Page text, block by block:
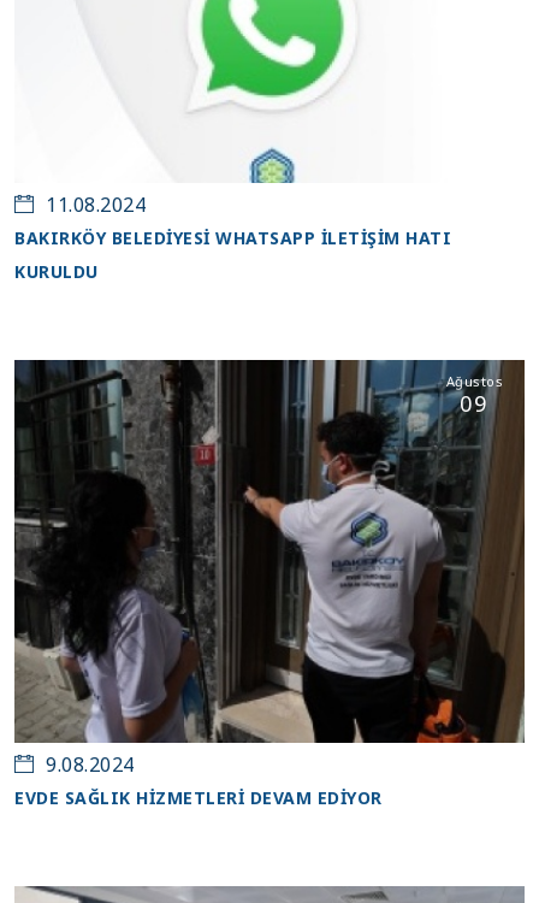
11.08.2024
BAKIRKÖY BELEDİYESİ WHATSAPP İLETİŞİM HATI
KURULDU
Ağustos
09
9.08.2024
EVDE SAĞLIK HİZMETLERİ DEVAM EDİYOR